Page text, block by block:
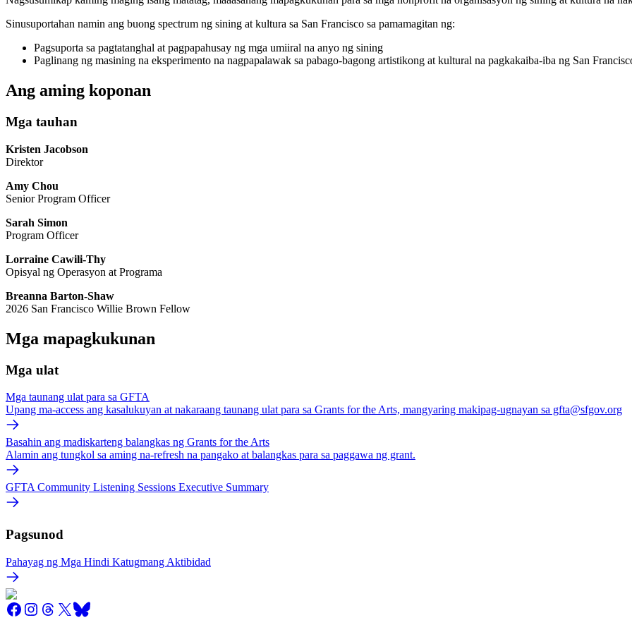
Sinusuportahan namin ang buong spectrum ng sining at kultura sa San Francisco sa pamamagitan ng:
Pagsuporta sa pagtatanghal at pagpapahusay ng mga umiiral na anyo ng sining
Paglinang ng masining na eksperimento na nagpapalawak sa pabago-bagong artistikong at kultural na pagkakaiba-iba ng San
Ang aming koponan
Mga tauhan
Kristen Jacobson
Direktor
Amy Chou
Senior Program Officer
Sarah Simon
Program Officer
Lorraine Cawili-Thy
Opisyal ng Operasyon at Programa
Breanna Barton-Shaw
2026 San Francisco Willie Brown Fellow
Mga mapagkukunan
Mga ulat
Mga taunang ulat para sa GFTA
Upang ma-access ang kasalukuyan at nakaraang taunang ulat para sa Grants for the Arts, mangyaring makipag-ugnayan sa gfta@sfgov.org
Basahin ang madiskarteng balangkas ng Grants for the Arts
Alamin ang tungkol sa aming na-refresh na pangako at balangkas para sa paggawa ng grant.
GFTA Community Listening Sessions Executive Summary
Pagsunod
Pahayag ng Mga Hindi Katugmang Aktibidad